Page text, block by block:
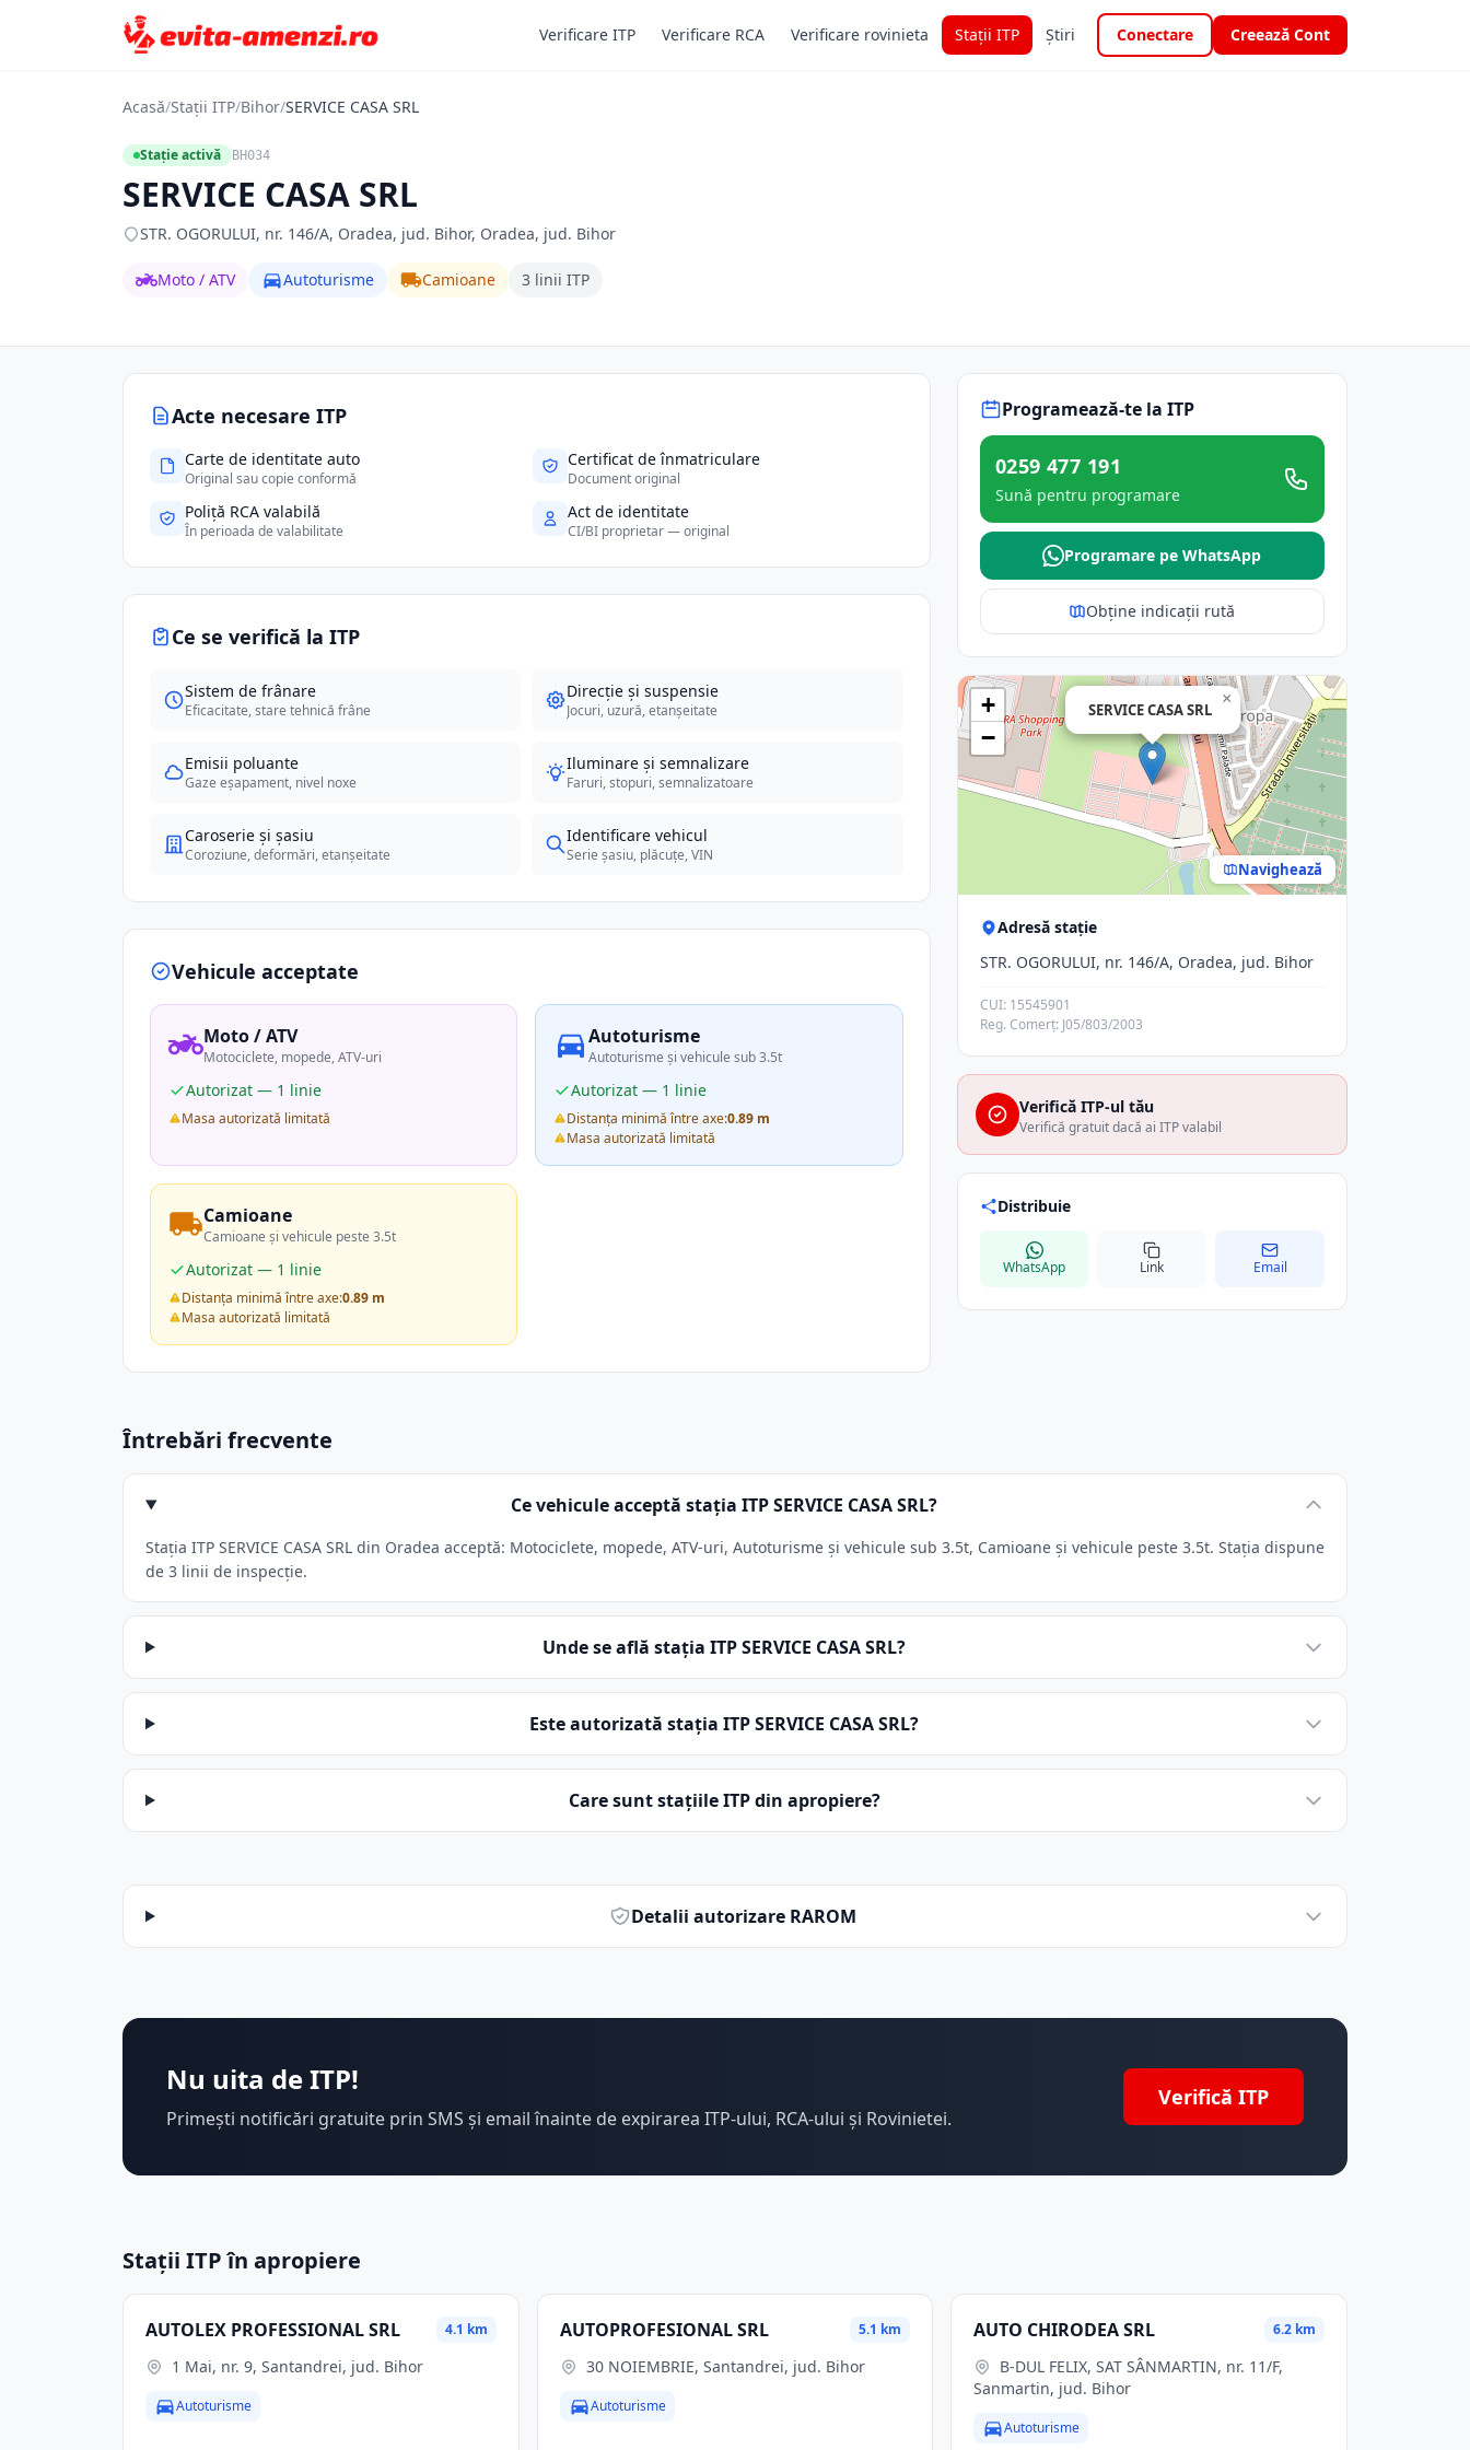
Verificare ITP Verificare RCA Verificare rovinieta Stații ITP Știri Conectare Creează Cont
Acasă/Stații ITP/Bihor/SERVICE CASA SRL
Stație activă BH034
SERVICE CASA SRL
STR. OGORULUI, nr. 146/A, Oradea, jud. Bihor, Oradea, jud. Bihor
Moto / ATV Autoturisme Camioane 3 linii ITP
Acte necesare ITP
Carte de identitate auto
Original sau copie conformă
Certificat de înmatriculare
Document original
Poliță RCA valabilă
În perioada de valabilitate
Act de identitate
CI/BI proprietar — original
Ce se verifică la ITP
Sistem de frânare
Eficacitate, stare tehnică frâne
Direcție și suspensie
Jocuri, uzură, etanșeitate
Emisii poluante
Gaze eșapament, nivel noxe
Iluminare și semnalizare
Faruri, stopuri, semnalizatoare
Caroserie și șasiu
Coroziune, deformări, etanșeitate
Identificare vehicul
Serie șasiu, plăcuțe, VIN
Vehicule acceptate
Moto / ATV
Motociclete, mopede, ATV-uri
Autorizat — 1 linie
Masa autorizată limitată
Autoturisme
Autoturisme și vehicule sub 3.5t
Autorizat — 1 linie
Distanța minimă între axe:0.89 m
Masa autorizată limitată
Camioane
Camioane și vehicule peste 3.5t
Autorizat — 1 linie
Distanța minimă între axe:0.89 m
Masa autorizată limitată
Programează-te la ITP
0259 477 191
Sună pentru programare
Programare pe WhatsApp
Obține indicații rută
SERVICE CASA SRL
×
+
−
Navighează
Adresă stație
STR. OGORULUI, nr. 146/A, Oradea, jud. Bihor
CUI: 15545901
Reg. Comerț: J05/803/2003
Verifică ITP-ul tău
Verifică gratuit dacă ai ITP valabil
Distribuie
WhatsApp Link Email
Întrebări frecvente
Ce vehicule acceptă stația ITP SERVICE CASA SRL?
Stația ITP SERVICE CASA SRL din Oradea acceptă: Motociclete, mopede, ATV-uri, Autoturisme și vehicule sub 3.5t, Camioane și vehicule peste 3.5t. Stația dispune
de 3 linii de inspecție.
Unde se află stația ITP SERVICE CASA SRL?
Este autorizată stația ITP SERVICE CASA SRL?
Care sunt stațiile ITP din apropiere?
Detalii autorizare RAROM
Nu uita de ITP!
Primești notificări gratuite prin SMS și email înainte de expirarea ITP-ului, RCA-ului și Rovinietei.
Verifică ITP
Stații ITP în apropiere
AUTOLEX PROFESSIONAL SRL 4.1 km
1 Mai, nr. 9, Santandrei, jud. Bihor
Autoturisme
AUTOPROFESIONAL SRL 5.1 km
30 NOIEMBRIE, Santandrei, jud. Bihor
Autoturisme
AUTO CHIRODEA SRL 6.2 km
Sanmartin, jud. Bihor
Autoturisme